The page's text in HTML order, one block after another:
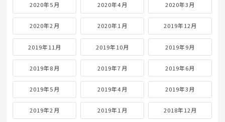
2020年5月 2020年4月 2020年3月
2020年2月 2020年1月 2019年12月
2019年11月 2019年10月 2019年9月
2019年8月 2019年7月 2019年6月
2019年5月 2019年4月 2019年3月
2019年2月 2019年1月 2018年12月